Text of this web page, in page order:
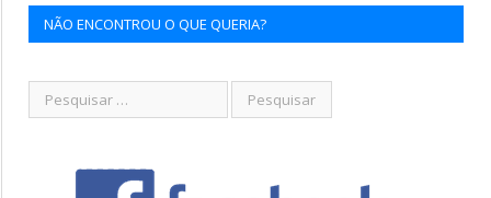
NÃO ENCONTROU O QUE QUERIA?